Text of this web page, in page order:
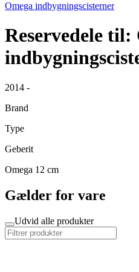
Omega indbygningscisterner
Reservedele til:
2014 -
Brand
Type
Geberit
Omega 12 cm
Gælder for vare
Udvid alle produkter